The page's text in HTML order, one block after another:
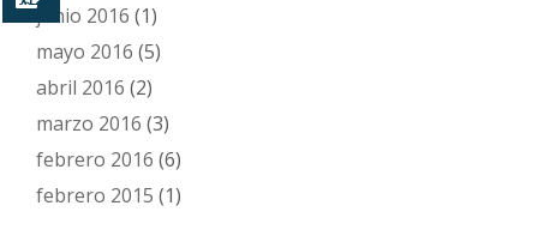
junio 2016 (1)
mayo 2016 (5)
abril 2016 (2)
marzo 2016 (3)
febrero 2016 (6)
febrero 2015 (1)